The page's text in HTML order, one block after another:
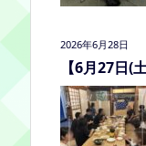
2026年6月28日
【6月27日(
ぽの夜のご